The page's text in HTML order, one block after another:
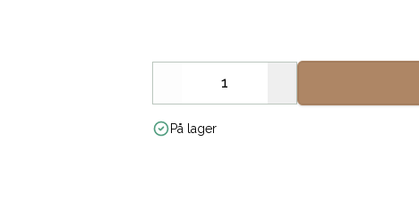
Decrease
På lager